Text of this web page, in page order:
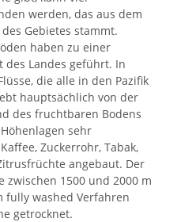
werden, das aus dem
Gebietes stammt.
haben zu einer
Landes geführt. In
die alle in den Pazifik
hauptsächlich von der
des fruchtbaren Bodens
sehr
Zuckerrohr, Tabak,
angebaut. Der
zwischen 1500 und 2000 m
fully washed Verfahren
getrocknet.